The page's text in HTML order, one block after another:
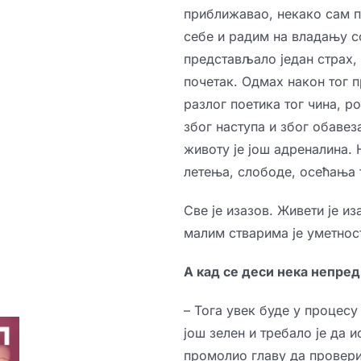
приближавао, некако сам
себе и радим на владању
представљало један
почетак. Одмах након тог
разлог поетика тог чина,
због наступа и због
животу је још адреналина.
летења, слободе, осећања
Све је изазов. Живети је
малим стварима је
А кад се деси нека
– Тога увек буде у
још зелен и требало је
промолио главу да